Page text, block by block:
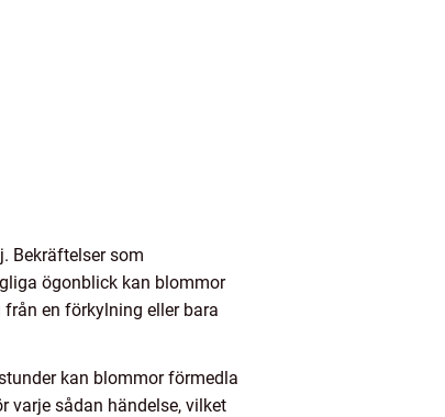
Bekräftelser som
ögonblick kan blommor
en förkylning eller bara
kan blommor förmedla
varje sådan händelse, vilket